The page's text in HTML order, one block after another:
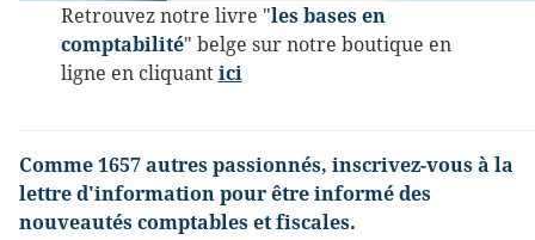
Retrouvez notre livre "les bases en
comptabilité" belge sur notre boutique en
ligne en cliquantici
Comme 1657 autres passionnés, inscrivez-vous à la
lettre d'information pour être informé des
nouveautés comptables et fiscales.